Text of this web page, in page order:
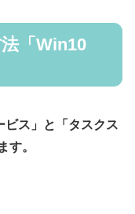
「Win10
ス」と「タスクス
す。